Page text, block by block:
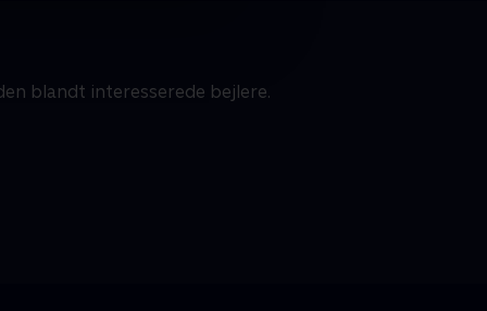
blandt interesserede bejlere.